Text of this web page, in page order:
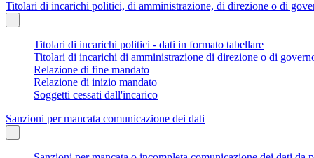
Titolari di incarichi politici, di amministrazione, di direzione o di
Titolari di incarichi politici - dati in formato tabellare
Titolari di incarichi di amministrazione di direzione o di
Relazione di fine mandato
Relazione di inizio mandato
Soggetti cessati dall'incarico
Sanzioni per mancata comunicazione dei dati